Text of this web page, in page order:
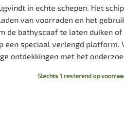
in echte schepen. Het
van voorraden en het
de bathyscaaf te laten duiken
een speciaal verlengd platform.
ontdekkingen met het
Slechts 1 resterend op